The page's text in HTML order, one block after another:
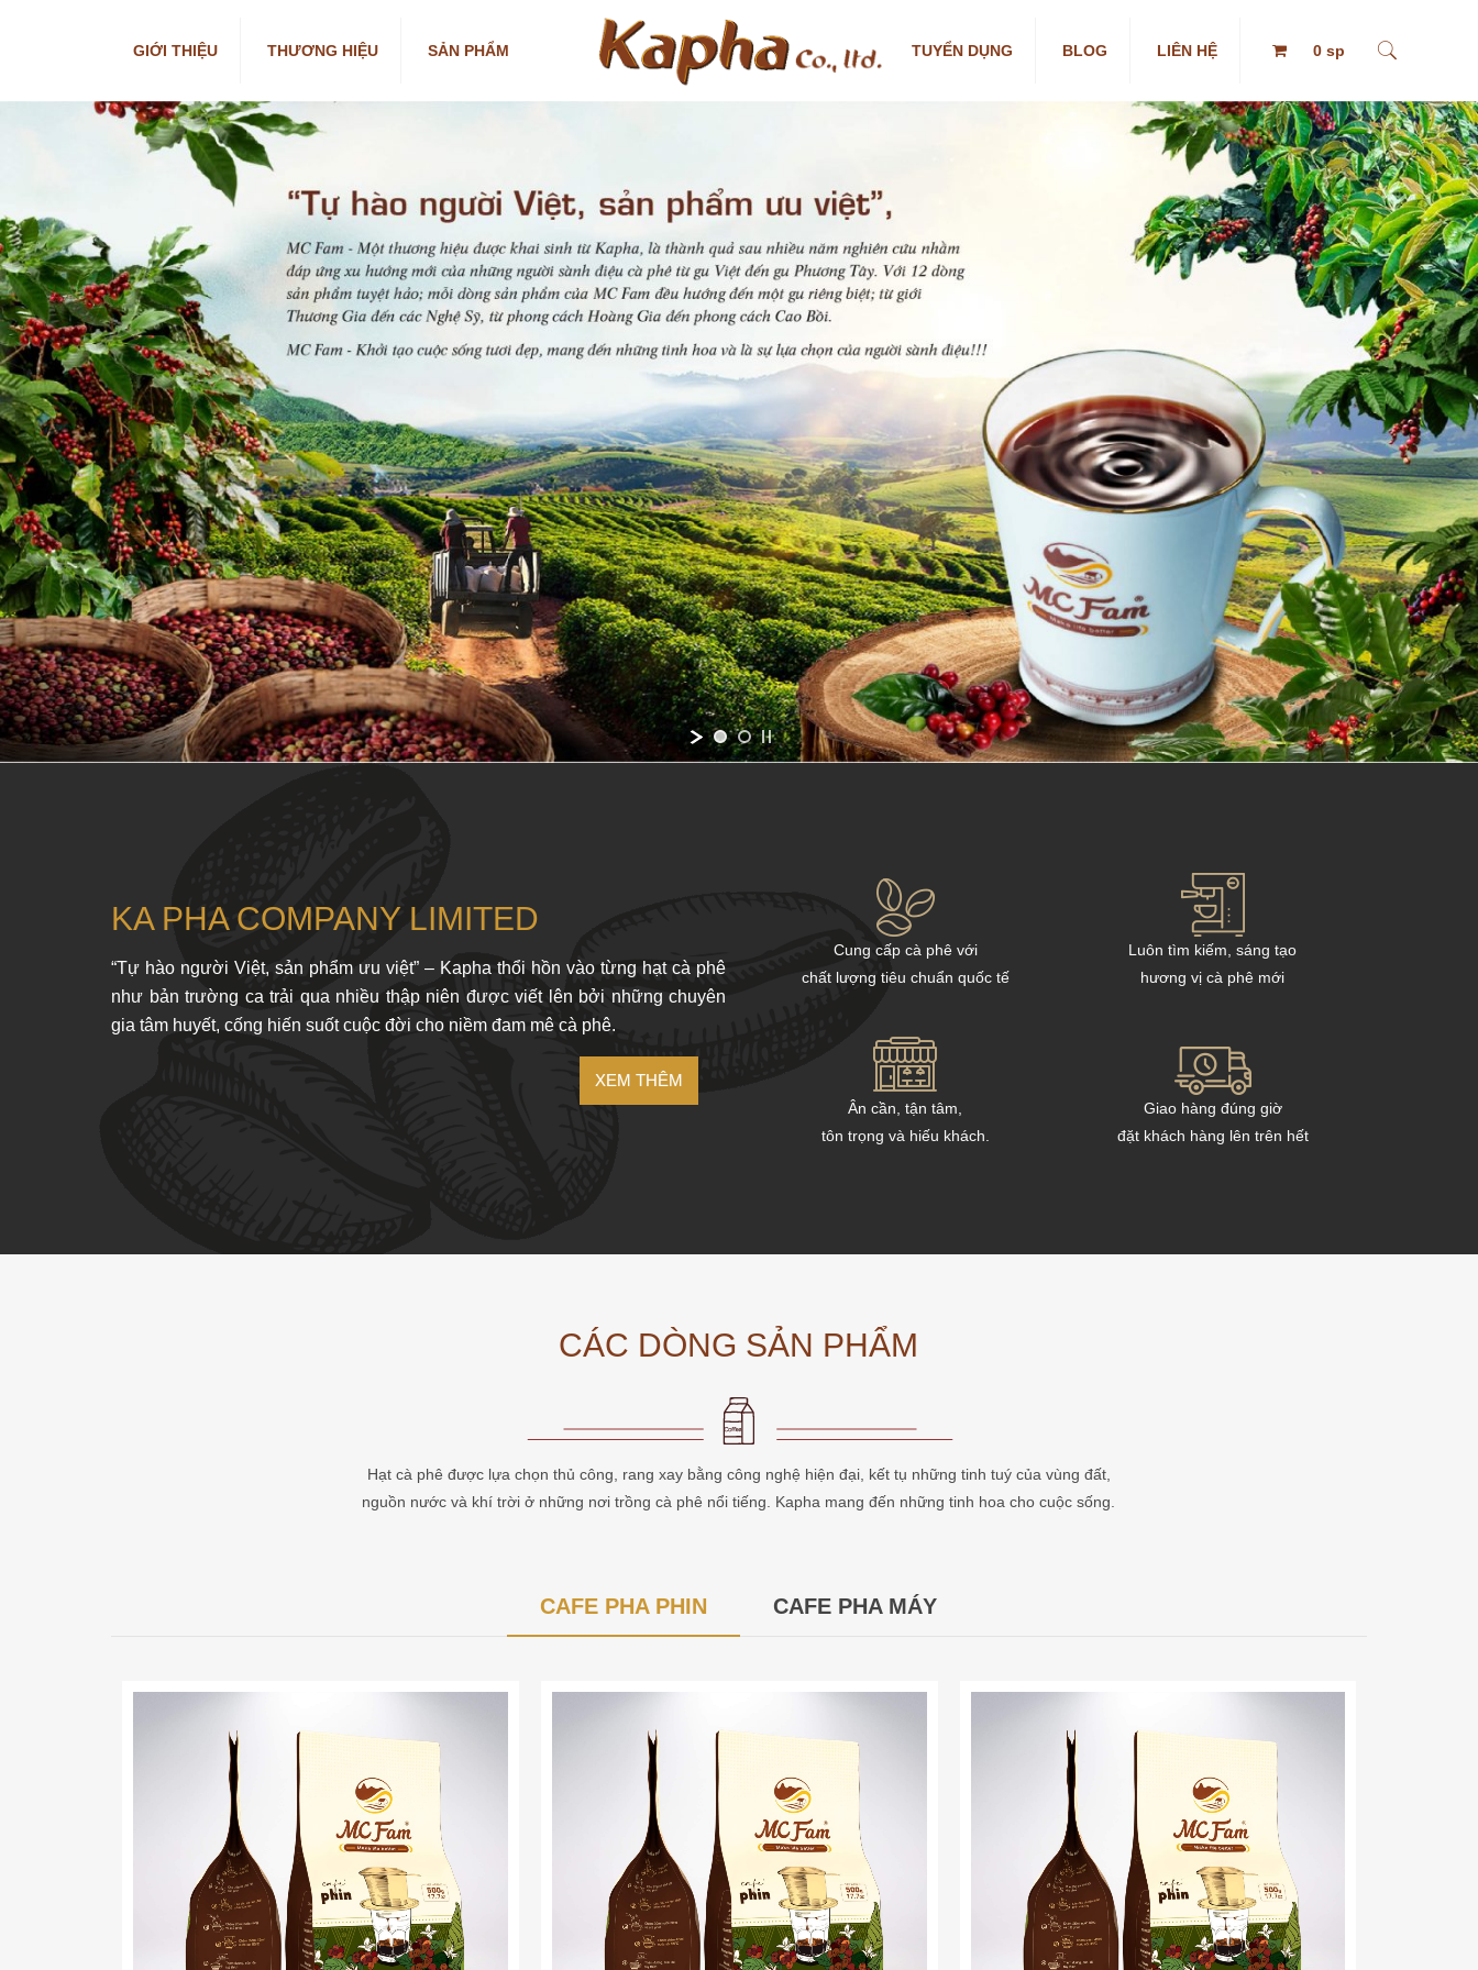
GIỚI THIỆU THƯƠNG HIỆU SẢN PHẨM TUYỂN DỤNG BLOG LIÊN HỆ 0 sp
KA PHA COMPANY LIMITED
“Tự hào người Việt, sản phẩm ưu việt” – Kapha thổi hồn vào từng hạt cà phê
như bản trường ca trải qua nhiều thập niên được viết lên bởi những chuyên
gia tâm huyết, cống hiến suốt cuộc đời cho niềm đam mê cà phê.
XEM THÊM
Cung cấp cà phê với
chất lượng tiêu chuẩn quốc tế
Ân cần, tận tâm,
tôn trọng và hiếu khách.
Luôn tìm kiếm, sáng tạo
hương vị cà phê mới
Giao hàng đúng giờ
đặt khách hàng lên trên hết
CÁC DÒNG SẢN PHẨM
Hạt cà phê được lựa chọn thủ công, rang xay bằng công nghệ hiện đại, kết tụ những tinh tuý của vùng đất,
nguồn nước và khí trời ở những nơi trồng cà phê nổi tiếng. Kapha mang đến những tinh hoa cho cuộc sống.
CAFE PHA PHIN CAFE PHA MÁY